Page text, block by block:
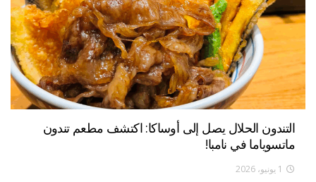
التندون الحلال يصل إلى أوساكا: اكتشف مطعم تندون
ماتسوياما في نامبا!
1 يونيو، 2026